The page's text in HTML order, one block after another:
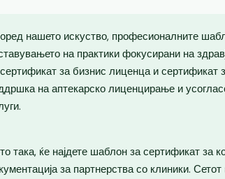
нашето искуство, професионалните
на практики фокусирани на
за бизнис лиценца и сертификат
на аптекарско лиценцирање и
така, ќе најдете шаблон за сертификат за
за партнерства со клиники.